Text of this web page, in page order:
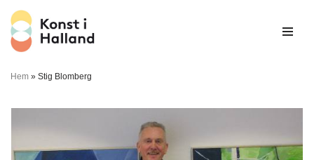
Hoppa
till
innehåll
Hem » Stig Blomberg